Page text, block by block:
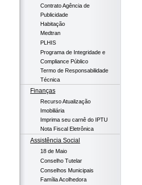
Contrato Agência de
Publicidade
Habitação
Medtran
PLHIS
Programa de Integridade e
Compliance Público
Termo de Responsabilidade
Técnica
Finanças
Recurso Atualização
Imobiliária
Imprima seu carnê do IPTU
Nota Fiscal Eletrônica
Assistência Social
18 de Maio
Conselho Tutelar
Conselhos Municipais
Família Acolhedora